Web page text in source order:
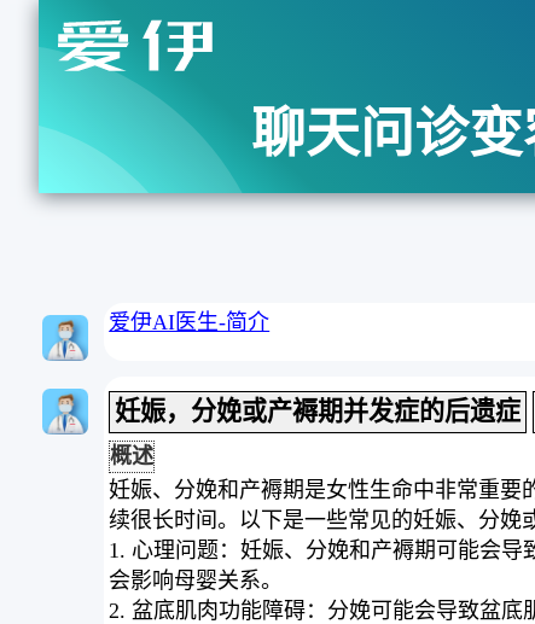
聊天问诊变
爱伊AI医生-简介
妊娠，分娩或产褥期并发症的后遗症
概述
妊娠、分娩和产褥期是女性生命中非常重
续很长时间。以下是一些常见的妊娠、分娩
1. 心理问题：妊娠、分娩和产褥期可能会
会影响母婴关系。
2. 盆底肌肉功能障碍：分娩可能会导致盆底